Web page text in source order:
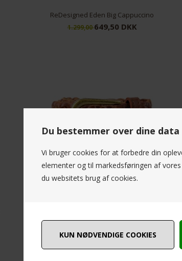
Du bestemmer over dine data
Vi bruger cookies for at forbedre din
elementer og til markedsføringen af
du websitets brug af cookies.
ReDesigned Eden Big Cappuccino
1.299,00649,50 DKK
499,00 DKK